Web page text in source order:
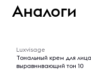
Продукция
Отличный
качестве
Аналоги
Luxvisage
Тональный крем для
выравнивающий тон 10